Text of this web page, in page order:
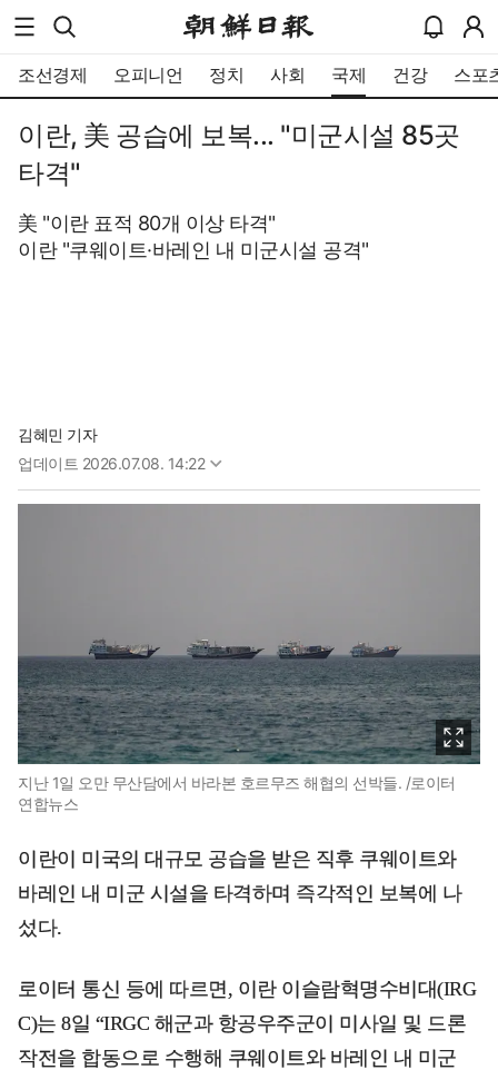
조선경제 오피니언 정치 사회 국제 건강 스포
이란, 美 공습에 보복... "미군시설 85곳
타격"
美 "이란 표적 80개 이상 타격"
이란 "쿠웨이트·바레인 내 미군시설 공격"
김혜민 기자
업데이트 2026.07.08. 14:22
지난 1일 오만 무산담에서 바라본 호르무즈 해협의 선박들. /로이터
연합뉴스
이란이 미국의 대규모 공습을 받은 직후 쿠웨이트와
바레인 내 미군 시설을 타격하며 즉각적인 보복에 나
섰다.
로이터 통신 등에 따르면, 이란 이슬람혁명수비대(IRG
C)는 8일 “IRGC 해군과 항공우주군이 미사일 및 드론
작전을 합동으로 수행해 쿠웨이트와 바레인 내 미군